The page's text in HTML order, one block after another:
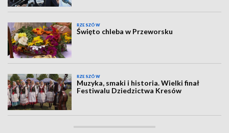
RZESZÓW
Święto chleba w Przeworsku
RZESZÓW
Muzyka, smaki i historia. Wielki finał
Festiwalu Dziedzictwa Kresów